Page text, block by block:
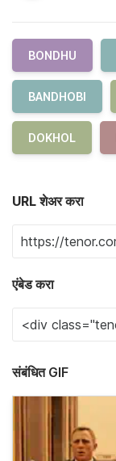
BONDHU
BANDHOBI
DOKHOL
URL शेअर करा
एंबेड करा
संबंधित GIF